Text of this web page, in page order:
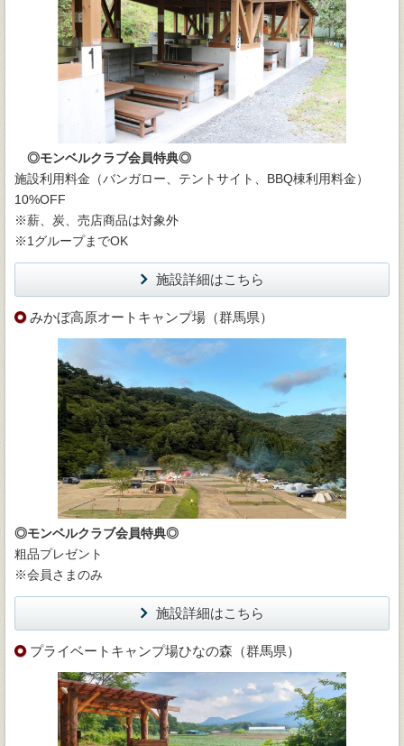
◎モンベルクラブ会員特典◎
施設利用料金（バンガロー、テントサイト、BBQ棟利用料金）
10%OFF
※薪、炭、売店商品は対象外
※1グループまでOK
施設詳細はこちら
みかぼ高原オートキャンプ場（群馬県）
◎モンベルクラブ会員特典◎
粗品プレゼント
※会員さまのみ
施設詳細はこちら
プライベートキャンプ場ひなの森（群馬県）